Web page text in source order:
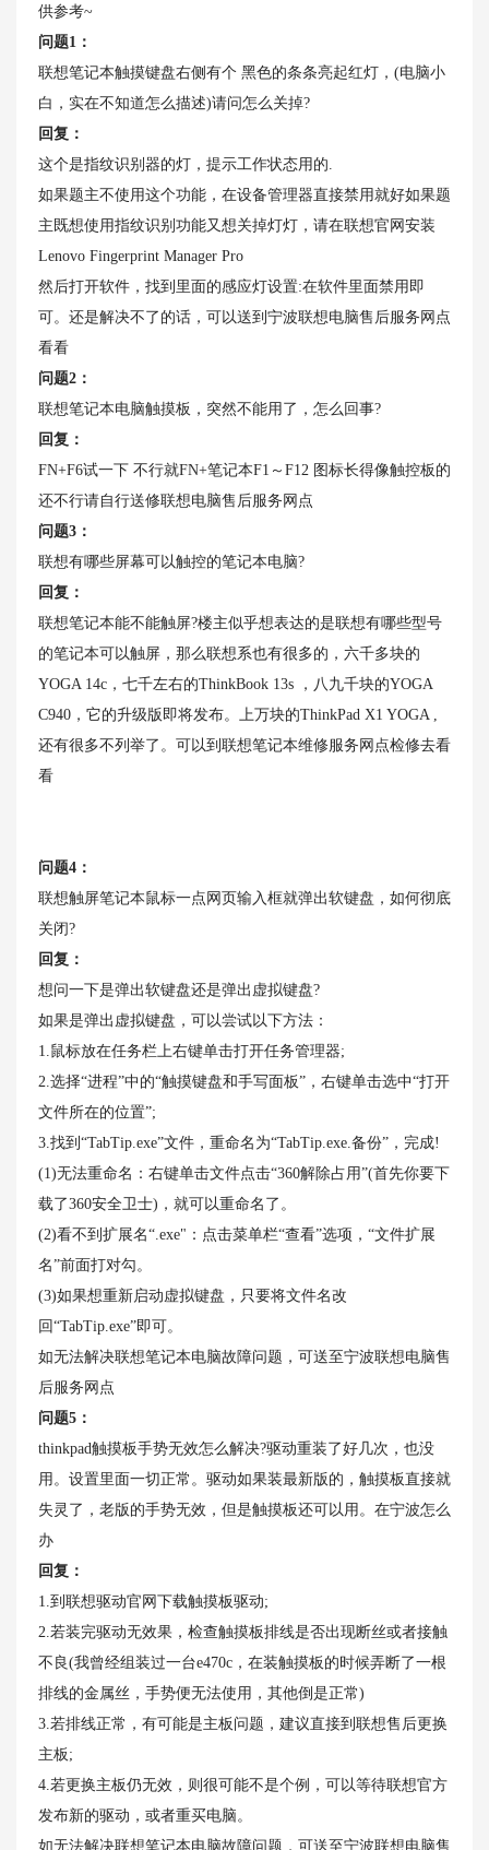
供参考~
问题1：
联想笔记本触摸键盘右侧有个 黑色的条条亮起红灯，(电脑小
白，实在不知道怎么描述)请问怎么关掉?
回复：
这个是指纹识别器的灯，提示工作状态用的.
如果题主不使用这个功能，在设备管理器直接禁用就好如果题
主既想使用指纹识别功能又想关掉灯灯，请在联想官网安装
Lenovo Fingerprint Manager Pro
然后打开软件，找到里面的感应灯设置:在软件里面禁用即
可。还是解决不了的话，可以送到宁波联想电脑售后服务网点
看看
问题2：
联想笔记本电脑触摸板，突然不能用了，怎么回事?
回复：
FN+F6试一下 不行就FN+笔记本F1～F12 图标长得像触控板的
还不行请自行送修联想电脑售后服务网点
问题3：
联想有哪些屏幕可以触控的笔记本电脑?
回复：
联想笔记本能不能触屏?楼主似乎想表达的是联想有哪些型号
的笔记本可以触屏，那么联想系也有很多的，六千多块的
YOGA 14c，七千左右的ThinkBook 13s ，八九千块的YOGA
C940，它的升级版即将发布。上万块的ThinkPad X1 YOGA ,
还有很多不列举了。可以到联想笔记本维修服务网点检修去看
看
问题4：
联想触屏笔记本鼠标一点网页输入框就弹出软键盘，如何彻底
关闭?
回复：
想问一下是弹出软键盘还是弹出虚拟键盘?
如果是弹出虚拟键盘，可以尝试以下方法：
1.鼠标放在任务栏上右键单击打开任务管理器;
2.选择“进程”中的“触摸键盘和手写面板”，右键单击选中“打开
文件所在的位置”;
3.找到“TabTip.exe”文件，重命名为“TabTip.exe.备份”，完成!
(1)无法重命名：右键单击文件点击“360解除占用”(首先你要下
载了360安全卫士)，就可以重命名了。
(2)看不到扩展名“.exe"：点击菜单栏“查看”选项，“文件扩展
名”前面打对勾。
(3)如果想重新启动虚拟键盘，只要将文件名改
回“TabTip.exe”即可。
如无法解决联想笔记本电脑故障问题，可送至宁波联想电脑售
后服务网点
问题5：
thinkpad触摸板手势无效怎么解决?驱动重装了好几次，也没
用。设置里面一切正常。驱动如果装最新版的，触摸板直接就
失灵了，老版的手势无效，但是触摸板还可以用。在宁波怎么
办
回复：
1.到联想驱动官网下载触摸板驱动;
2.若装完驱动无效果，检查触摸板排线是否出现断丝或者接触
不良(我曾经组装过一台e470c，在装触摸板的时候弄断了一根
排线的金属丝，手势便无法使用，其他倒是正常)
3.若排线正常，有可能是主板问题，建议直接到联想售后更换
主板;
4.若更换主板仍无效，则很可能不是个例，可以等待联想官方
发布新的驱动，或者重买电脑。
如无法解决联想笔记本电脑故障问题，可送至宁波联想电脑售